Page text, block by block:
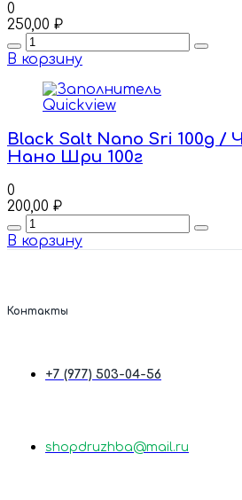
0
250,00 ₽
Quantity
В корзину
Quickview
Black Salt Nano Sri 100g /
Нано Шри 100г
0
200,00 ₽
Quantity
В корзину
Контакты
+7 (977) 503-04-56
shopdruzhba@mail.ru